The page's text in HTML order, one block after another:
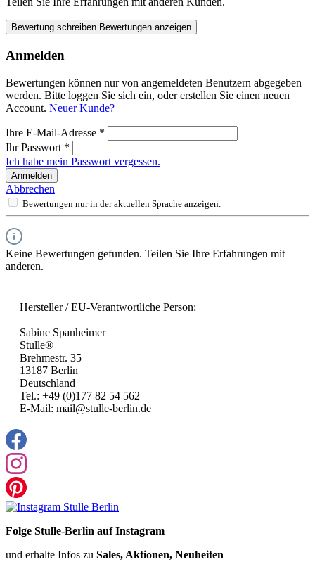
Bewertung schreiben Bewertungen anzeigen
Anmelden
Bewertungen können nur von angemeldeten Benutzern abgegeben
werden. Bitte loggen Sie sich ein, oder erstellen Sie einen neuen
Account. Neuer Kunde?
Ihre E-Mail-Adresse *
Ihr Passwort *
Ich habe mein Passwort vergessen.
Anmelden
Abbrechen
Bewertungen nur in der aktuellen Sprache anzeigen.
Keine Bewertungen gefunden. Teilen Sie Ihre Erfahrungen mit
anderen.
Hersteller / EU-Verantwortliche Person:
Sabine Spanheimer
Stulle®
Brehmestr. 35
13187 Berlin
Deutschland
Tel.: +49 (0)177 82 54 562
E-Mail: mail@stulle-berlin.de
Folge Stulle-Berlin auf Instagram
und erhalte Infos zu Sales, Aktionen, Neuheiten